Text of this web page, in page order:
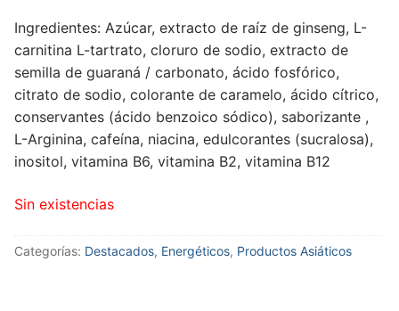
Ingredientes: Azúcar, extracto de raíz de ginseng, L-
carnitina L-tartrato, cloruro de sodio, extracto de
semilla de guaraná / carbonato, ácido fosfórico,
citrato de sodio, colorante de caramelo, ácido cítrico,
conservantes (ácido benzoico sódico), saborizante ,
L-Arginina, cafeína, niacina, edulcorantes (sucralosa),
inositol, vitamina B6, vitamina B2, vitamina B12
Sin existencias
Categorías: Destacados, Energéticos, Productos Asiáticos